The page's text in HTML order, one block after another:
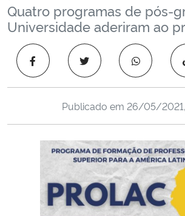
Ministério da Cidadania
Ministério da Saúde
Ministério de Minas e Energia
Ministério da Ciência, Tecnologia, Inovações e
Ministério do Meio Ambiente
Ministério do Desenvolvimento Regional
Quatro programas de pós-
Universidade aderiram ao
Publicado em 26/05/